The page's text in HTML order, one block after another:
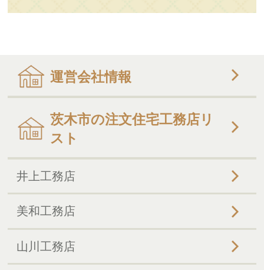
運営会社情報
茨木市の注文住宅工務店リ
スト
井上工務店
美和工務店
山川工務店